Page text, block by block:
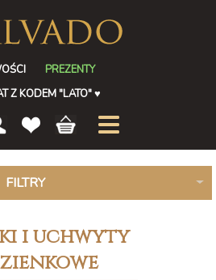
PREZENTY
Z KODEM "LATO"♥
FILTRY
i uchwyty